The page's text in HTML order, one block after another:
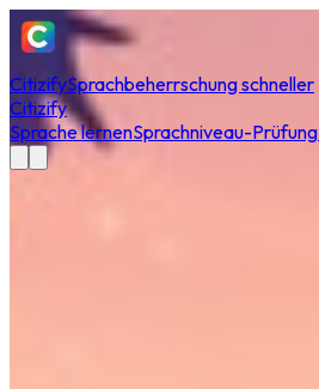
CitizifySprachbeherrschung schneller
Citizify
Sprache lernenSprachniveau-Prüfung